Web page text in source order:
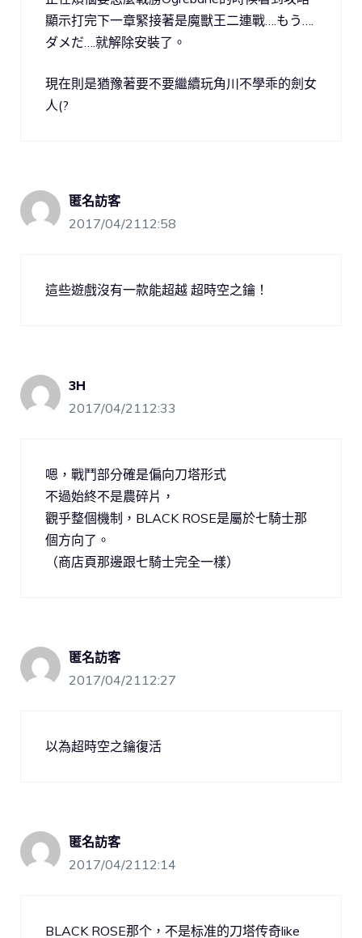
顯示打完下一章緊接著是魔獸王二連戰….もう….
ダメだ….就解除安裝了。
現在則是猶豫著要不要繼續玩角川不學乖的劍女
人(?
匿名訪客
2017/04/2112:58
這些遊戲沒有一款能超越 超時空之鑰！
3H
2017/04/2112:33
嗯，戰鬥部分確是偏向刀塔形式
不過始終不是農碎片，
觀乎整個機制，BLACK ROSE是屬於七騎士那
個方向了。
（商店頁那邊跟七騎士完全一樣）
匿名訪客
2017/04/2112:27
以為超時空之鑰復活
匿名訪客
2017/04/2112:14
BLACK ROSE那个，不是标准的刀塔传奇like